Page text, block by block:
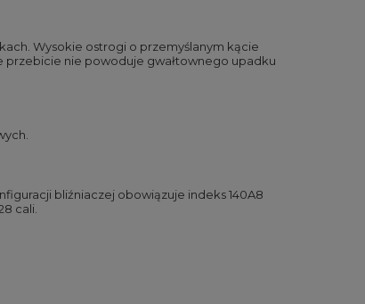
Wysokie ostrogi o przemyślanym kącie
przebicie nie powoduje gwałtownego upadku
bliźniaczej obowiązuje indeks 140A8
cali.